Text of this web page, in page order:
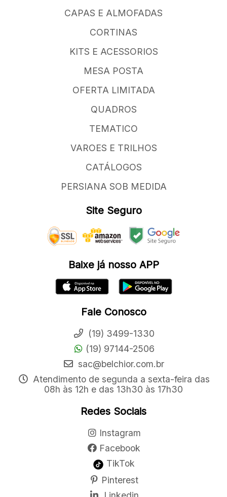
CAPAS E ALMOFADAS
CORTINAS
KITS E ACESSORIOS
MESA POSTA
OFERTA LIMITADA
QUADROS
TEMATICO
VAROES E TRILHOS
CATÁLOGOS
PERSIANA SOB MEDIDA
Site Seguro
Baixe já nosso APP
Fale Conosco
(19) 3499-1330
(19) 97144-2506
sac@belchior.com.br
Atendimento de segunda a sexta-feira das
08h às 12h e das 13h30 às 17h30
Redes Sociais
Instagram
Facebook
TikTok
Pinterest